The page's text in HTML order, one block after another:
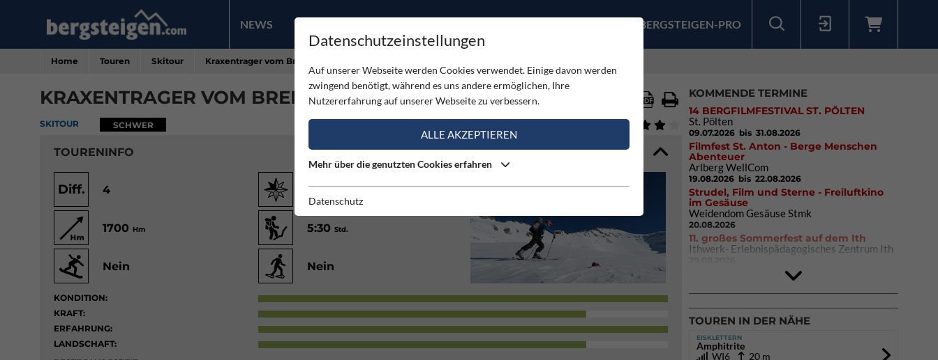
NEWS PRODUKTE BERGSTEIGEN-PRO
Home Touren Skitour Kraxentrager vom Brennerpass
KRAXENTRAGER VOM BRENNERPASS
SKITOUR SCHWER
TOURENINFO
Diff. 4 Nordwest
1700 Hm 5:30Std.
Nein Nein
KONDITION:
KRAFT:
ERFAHRUNG:
LANDSCHAFT:
KOMMENDE TERMINE
14 BERGFILMFESTIVAL ST. PÖLTEN
St. Pölten
09.07.2026 bis 31.08.2026
Filmfest St. Anton - Berge Menschen
Abenteuer
Arlberg WellCom
19.08.2026 bis 22.08.2026
Strudel, Film und Sterne - Freiluftkino
im Gesäuse
Weidendom Gesäuse Stmk
20.08.2026
11. großes Sommerfest auf dem Ith
Ithwerk- Erlebnispädagogisches Zentrum Ith
02.10.2026bis 04.10.2026
TOUREN IN DER NÄHE
EISKLETTERN
Amphitrite
WI6
20 m
Datenschutzeinstellungen
Auf unserer Webseite werden Cookies verwendet. Einige davon werden
zwingend benötigt, während es uns andere ermöglichen, Ihre
Nutzererfahrung auf unserer Webseite zu verbessern.
ALLE AKZEPTIEREN
Mehr über die genutzten Cookies erfahren
Datenschutz